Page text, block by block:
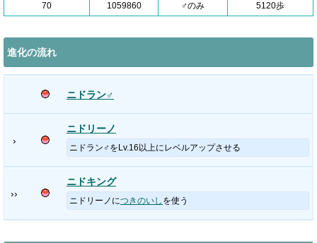
70 1059860 ♂のみ 5120歩
進化の流れ
ニドラン♂
›
ニドリーノ
ニドラン♂をLv.16以上にレベルアップさせる
››
ニドキング
ニドリーノにつきのいし を使う